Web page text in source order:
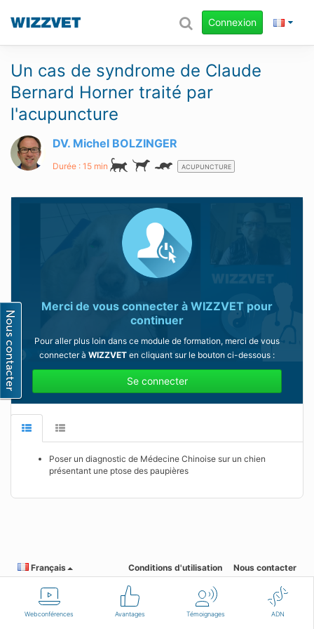
Webconférences Avantages Témoignages ADN
Connexion
Un cas de syndrome de Claude
Bernard Horner traité par
l'acupuncture
DV. Michel BOLZINGER
Durée : 15 min ACUPUNCTURE
Merci de vous connecter à WIZZVET pour
continuer
Pour aller plus loin dans ce module de formation, merci de vous
connecter à WIZZVET en cliquant sur le bouton ci-dessous :
Se connecter
Poser un diagnostic de Médecine Chinoise sur un chien
présentant une ptose des paupières
Français Conditions d'utilisation Nous contacter